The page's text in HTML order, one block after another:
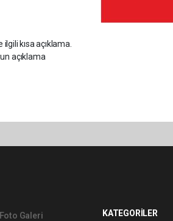
kısa açıklama.
açıklama
Foto Galeri KATEGORİLER